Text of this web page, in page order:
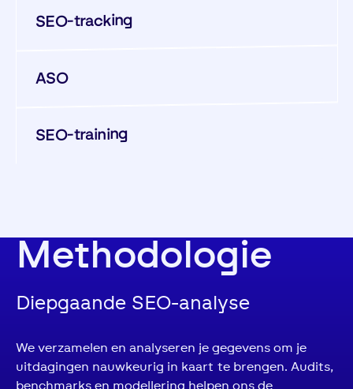
SEO-tracking
ASO
SEO-training
Methodologie
Diepgaande SEO-analyse
We verzamelen en analyseren je gegevens om je
uitdagingen nauwkeurig in kaart te brengen. Audits,
benchmarks en modellering helpen ons de